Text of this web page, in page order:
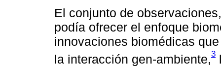
El conjunto de
podía ofrecer el enfoque
innovaciones biomédicas
la interacción gen-ambiente,3